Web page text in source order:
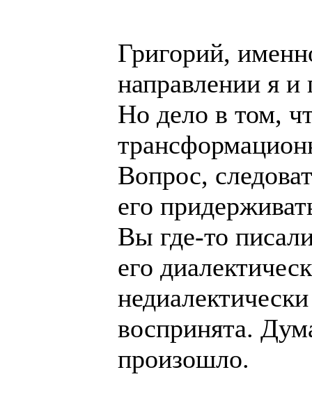
Григорий,
направлении я и
Но дело в том,
Вопрос,
его
Вы где-то
его
воспринята.
произошло.